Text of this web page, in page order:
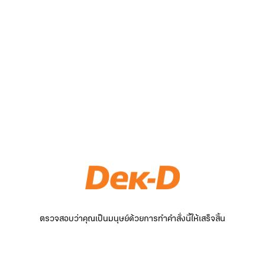
ตรวจสอบว่าคุณเป็นมนุษย์ด้วยการทำคำสั่งนี้ให้เสร็จสิ้น